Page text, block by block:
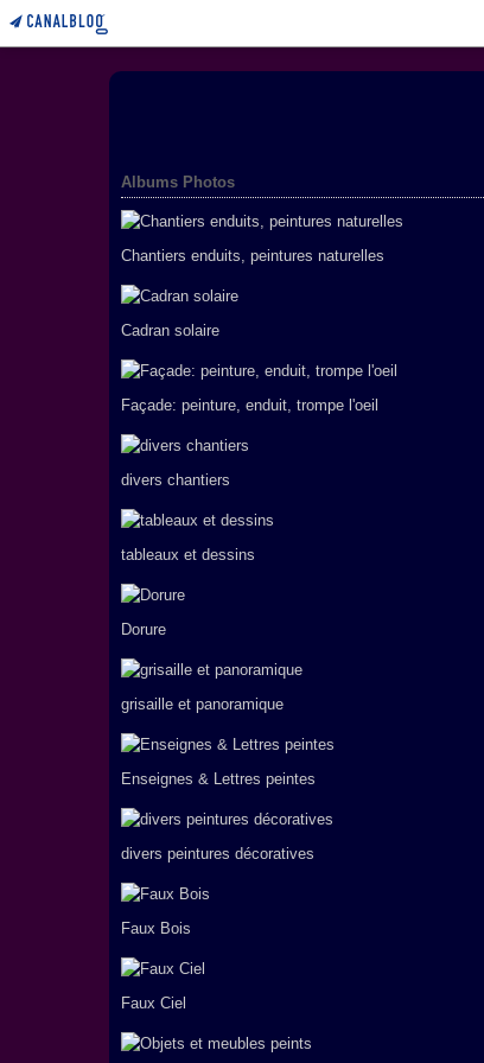
Albums Photos
Chantiers enduits, peintures naturelles
Cadran solaire
Façade: peinture, enduit, trompe l'oeil
divers chantiers
tableaux et dessins
Dorure
grisaille et panoramique
Enseignes & Lettres peintes
divers peintures décoratives
Faux Bois
Faux Ciel